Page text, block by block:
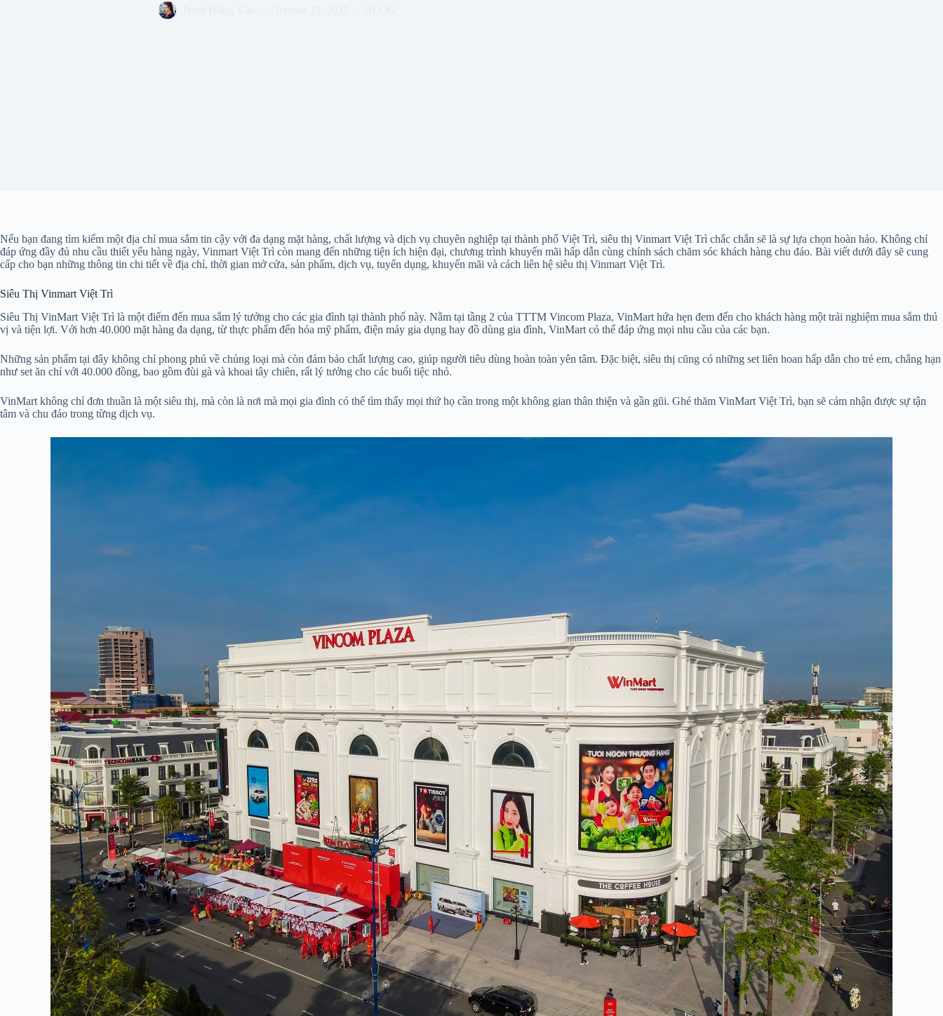
Nếu bạn đang tìm kiếm một địa chỉ mua sắm tin cậy với đa dạng mặt hàng, chất lượng và dịch vụ chuyên nghiệp tại thành phố Việt Trì, siêu thị Vinmart Việt Trì chắc chắn sẽ là sự lựa chọn hoàn hảo. Không chỉ
đáp ứng đầy đủ nhu cầu thiết yếu hàng ngày, Vinmart Việt Trì còn mang đến những tiện ích hiện đại, chương trình khuyến mãi hấp dẫn cùng chính sách chăm sóc khách hàng chu đáo. Bài viết dưới đây sẽ cung
cấp cho bạn những thông tin chi tiết về địa chỉ, thời gian mở cửa, sản phẩm, dịch vụ, tuyển dụng, khuyến mãi và cách liên hệ siêu thị Vinmart Việt Trì.
Siêu Thị Vinmart Việt Trì
Siêu Thị VinMart Việt Trì là một điểm đến mua sắm lý tưởng cho các gia đình tại thành phố này. Nằm tại tầng 2 của TTTM Vincom Plaza, VinMart hứa hẹn đem đến cho khách hàng một trải nghiệm mua sắm thú
vị và tiện lợi. Với hơn 40.000 mặt hàng đa dạng, từ thực phẩm đến hóa mỹ phẩm, điện máy gia dụng hay đồ dùng gia đình, VinMart có thể đáp ứng mọi nhu cầu của các bạn.
Những sản phẩm tại đây không chỉ phong phú về chủng loại mà còn đảm bảo chất lượng cao, giúp người tiêu dùng hoàn toàn yên tâm. Đặc biệt, siêu thị cũng có những set liên hoan hấp dẫn cho trẻ em, chẳng hạn
như set ăn chỉ với 40.000 đồng, bao gồm đùi gà và khoai tây chiên, rất lý tưởng cho các buổi tiệc nhỏ.
VinMart không chỉ đơn thuần là một siêu thị, mà còn là nơi mà mọi gia đình có thể tìm thấy mọi thứ họ cần trong một không gian thân thiện và gần gũi. Ghé thăm VinMart Việt Trì, bạn sẽ cảm nhận được sự tận
tâm và chu đáo trong từng dịch vụ.